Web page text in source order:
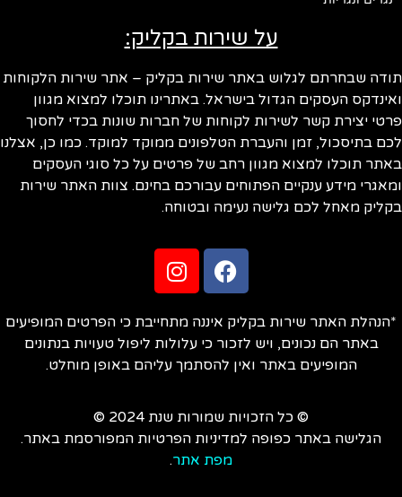
על שירות בקליק:
תודה שבחרתם לגלוש באתר שירות בקליק – אתר שירות הלקוחות
ואינדקס העסקים הגדול בישראל. באתרינו תוכלו למצוא מגוון
פרטי יצירת קשר לשירות לקוחות של חברות שונות בכדי לחסוך
לכם בתיסכול, זמן והעברת הטלפונים ממוקד למוקד. כמו כן, אצלנו
באתר תוכלו למצוא מגוון רחב של פרטים על כל סוגי העסקים
ומאגרי מידע ענקיים הפתוחים עבורכם בחינם. צוות האתר שירות
בקליק מאחל לכם גלישה נעימה ובטוחה.
*הנהלת האתר שירות בקליק איננה מתחייבת כי הפרטים המופיעים
באתר הם נכונים, ויש לזכור כי עלולות ליפול טעויות בנתונים
המופיעים באתר ואין להסתמך עליהם באופן מוחלט.
© כל הזכויות שמורות שנת 2024 ©
הגלישה באתר כפופה למדיניות הפרטיות המפורסמת באתר.
מפת אתר.